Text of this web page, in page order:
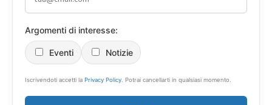
Argomenti di interesse:
Eventi Notizie
Iscrivendoti accetti la Privacy Policy . Potrai cancellarti in qualsiasi momento.